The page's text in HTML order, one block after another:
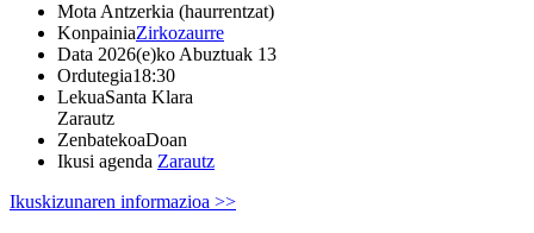
Mota Antzerkia (haurrentzat)
KonpainiaZirkozaurre
Data 2026(e)ko Abuztuak 13
Ordutegia18:30
LekuaSanta Klara
Zarautz
ZenbatekoaDoan
Ikusi agenda Zarautz
Ikuskizunaren informazioa >>